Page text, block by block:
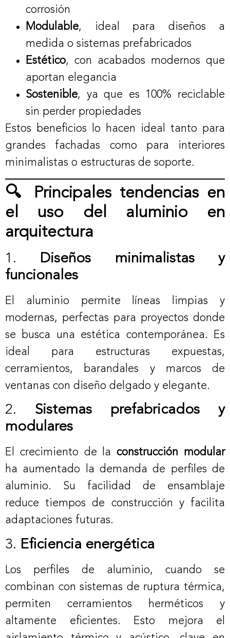
corrosión
Modulable, ideal para diseños a
medida o sistemas prefabricados
Estético, con acabados modernos que
aportan elegancia
Sostenible, ya que es 100% reciclable
sin perder propiedades
Estos beneficios lo hacen ideal tanto para
grandes fachadas como para interiores
minimalistas o estructuras de soporte.
🔍 Principales tendencias en
el uso del aluminio en
arquitectura
1. Diseños minimalistas y
funcionales
El aluminio permite líneas limpias y
modernas, perfectas para proyectos donde
se busca una estética contemporánea. Es
ideal para estructuras expuestas,
cerramientos, barandales y marcos de
ventanas con diseño delgado y elegante.
2. Sistemas prefabricados y
modulares
El crecimiento de laconstrucción modular
ha aumentado la demanda de perfiles de
aluminio. Su facilidad de ensamblaje
reduce tiempos de construcción y facilita
adaptaciones futuras.
3. Eficiencia energética
Los perfiles de aluminio, cuando se
combinan con sistemas de ruptura térmica,
permiten cerramientos herméticos y
altamente eficientes. Esto mejora el